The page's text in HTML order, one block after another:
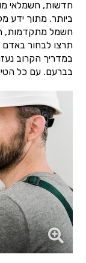
חדשות, חשמלאי
ביותר. מתוך ידע
חשמל מתקדמות,
תרצו לבחור באדם
במדריך הקרוב
בברעם. עם כל